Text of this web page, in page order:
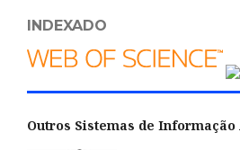
INDEXADO
Outros Sistemas de Informação